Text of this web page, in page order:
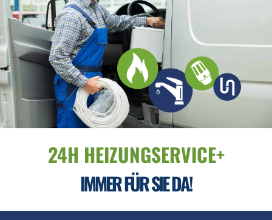
24H HEIZUNGSERVICE+
IMMER FÜR SIE DA!